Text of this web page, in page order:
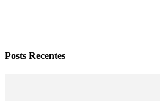
Posts Recentes